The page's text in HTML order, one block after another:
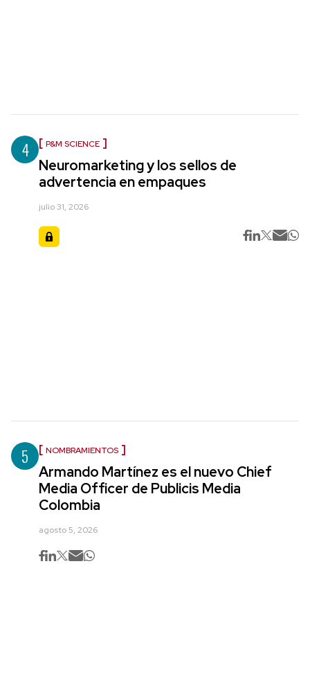
4 P&M SCIENCE
Neuromarketing y los sellos de
advertencia en empaques
julio 31, 2026
5 NOMBRAMIENTOS
Armando Martínez es el nuevo Chief
Media Officer de Publicis Media
Colombia
agosto 5, 2026